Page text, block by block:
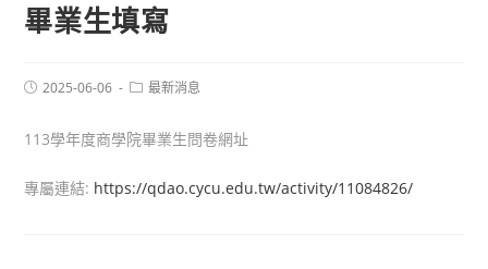
畢業生填寫
2025-06-06 最新消息
113學年度商學院畢業生問卷網址
專屬連結: https://qdao.cycu.edu.tw/activity/11084826/